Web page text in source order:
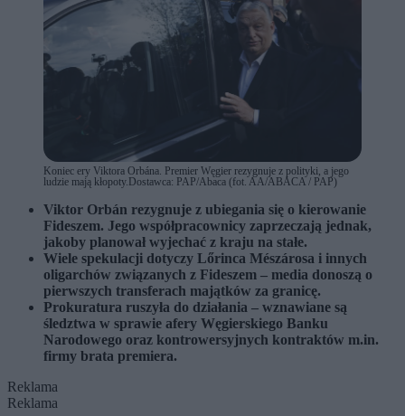
Koniec ery Viktora Orbána. Premier Węgier rezygnuje z polityki, a jego
ludzie mają kłopoty.Dostawca: PAP/Abaca (fot. AA/ABACA / PAP)
Viktor Orbán rezygnuje z ubiegania się o kierowanie
Fideszem. Jego współpracownicy zaprzeczają jednak,
jakoby planował wyjechać z kraju na stałe.
Wiele spekulacji dotyczy Lőrinca Mészárosa i innych
oligarchów związanych z Fideszem – media donoszą o
pierwszych transferach majątków za granicę.
Prokuratura ruszyła do działania – wznawiane są
śledztwa w sprawie afery Węgierskiego Banku
Narodowego oraz kontrowersyjnych kontraktów m.in.
firmy brata premiera.
Reklama
Reklama